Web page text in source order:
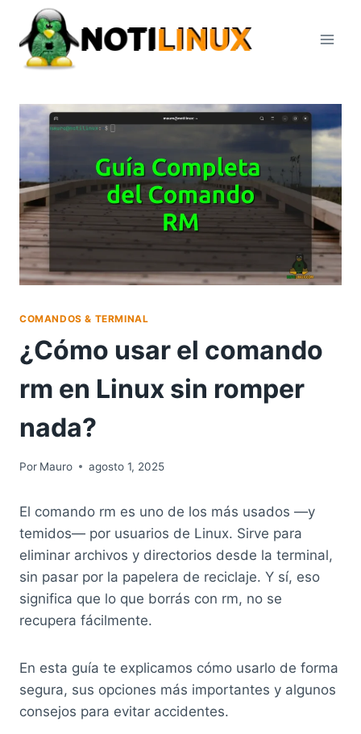
Saltar
contenido
COMANDOS & TERMINAL
¿Cómo usar el comando
rm en Linux sin romper
nada?
Por Mauro agosto 1, 2025
El comando rm es uno de los más usados —y
temidos— por usuarios de Linux. Sirve para
eliminar archivos y directorios desde la terminal,
sin pasar por la papelera de reciclaje. Y sí, eso
significa que lo que borrás con rm, no se
recupera fácilmente.
En esta guía te explicamos cómo usarlo de forma
segura, sus opciones más importantes y algunos
consejos para evitar accidentes.